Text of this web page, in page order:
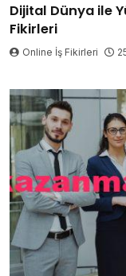
Dijital Dünya ile
Fikirleri
Online İş Fikirleri